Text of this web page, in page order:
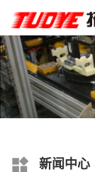
新闻中心